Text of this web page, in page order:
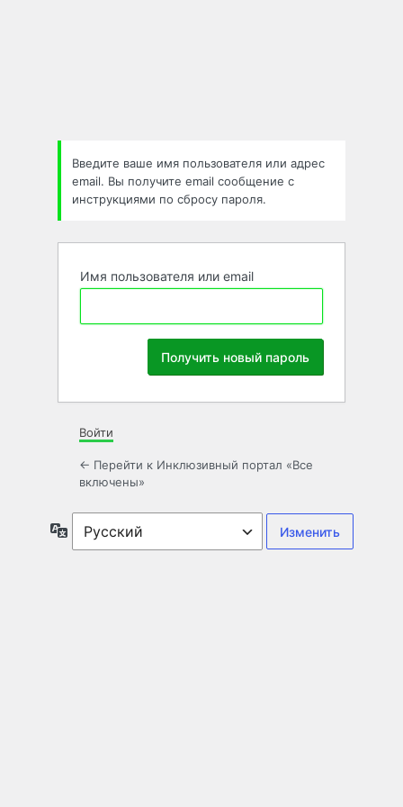
Введите ваше имя пользователя или адрес
email. Вы получите email сообщение с
инструкциями по сбросу пароля.
Имя пользователя или email
Войти
← Перейти к Инклюзивный портал «Все
включены»
Язык